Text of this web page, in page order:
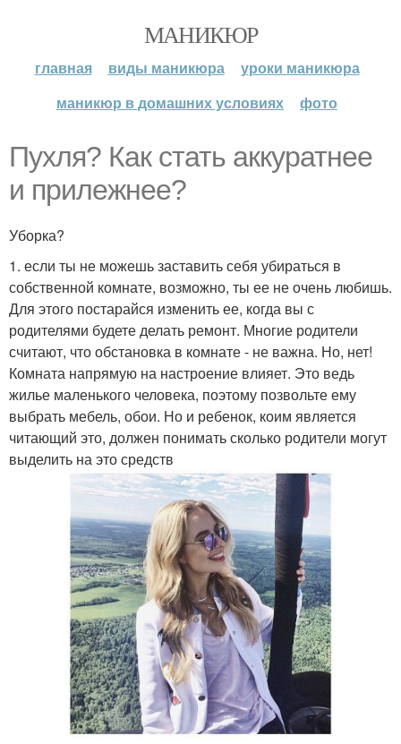
МАНИКЮР
главная виды маникюра
уроки маникюра
маникюр в домашних условиях
фото
Пухля? Как стать аккуратнее
и прилежнее?
Уборка?
1. если ты не можешь заставить себя убираться в
собственной комнате, возможно, ты ее не очень любишь.
Для этого постарайся изменить ее, когда вы с
родителями будете делать ремонт. Многие родители
считают, что обстановка в комнате - не важна. Но, нет!
Комната напрямую на настроение влияет. Это ведь
жилье маленького человека, поэтому позвольте ему
выбрать мебель, обои. Но и ребенок, коим является
читающий это, должен понимать сколько родители могут
выделить на это средств